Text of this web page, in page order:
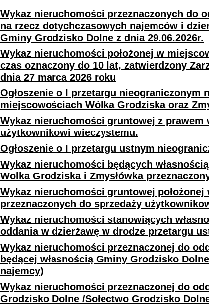
Wykaz nieruchomości przeznaczonych do
na rzecz dotychczasowych najemców i
Gminy Grodzisko Dolne z dnia 29.06.2026r.
Wykaz nieruchomości położonej w
czas oznaczony do 10 lat, zatwierdzony
dnia 27 marca 2026 roku
Ogłoszenie o I przetargu nieograniczonym
miejscowościach Wólka Grodziska oraz
Wykaz nieruchomości gruntowej z prawem
użytkownikowi wieczystemu.
Ogłoszenie o I przetargu ustnym
Wykaz nieruchomości będących
Wolka Grodziska i Zmysłówka
Wykaz nieruchomości gruntowej
przeznaczonych do sprzedaży
Wykaz nieruchomości stanowiących
oddania w dzierżawę w drodze przetargu
Wykaz nieruchomości przeznaczonej do
będącej własnością Gminy Grodzisko
najemcy)
Wykaz nieruchomości przeznaczonej do
Grodzisko Dolne /Sołectwo Grodzisko